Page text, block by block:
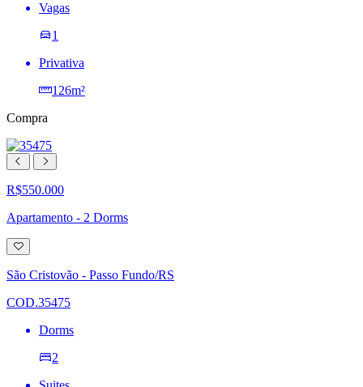
Vagas
1
Privativa
126m²
Compra
R$550.000
Apartamento - 2 Dorms
Adicionar
à
lista
de
São Cristovão - Passo Fundo/RS
COD.35475
Dorms
2